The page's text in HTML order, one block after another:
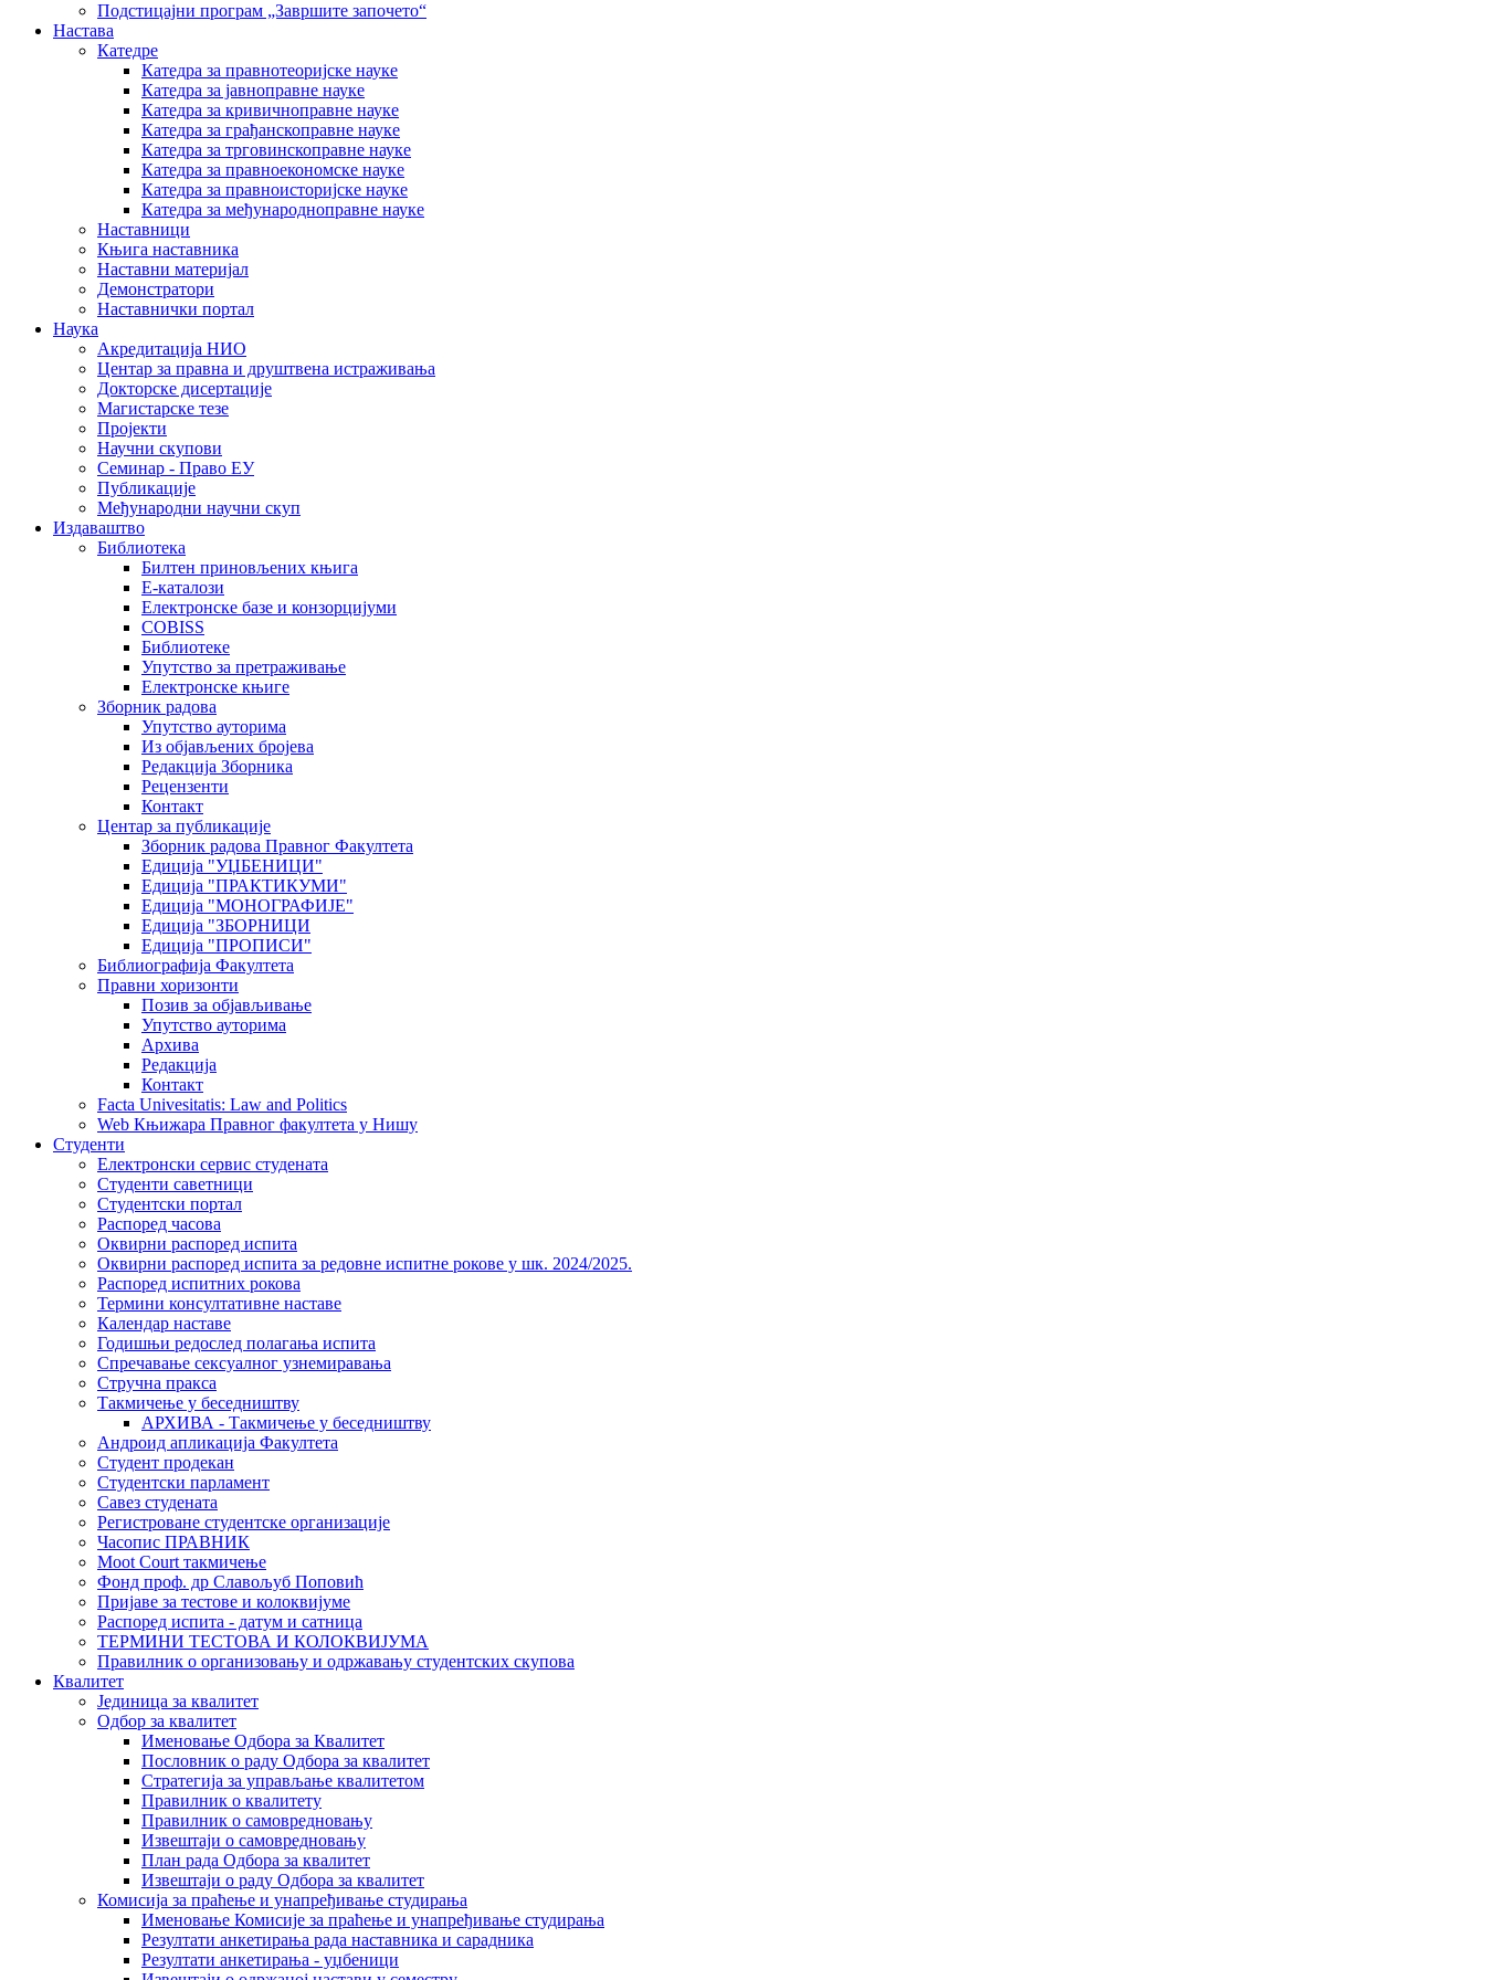
Подстицајни програм „Завршите започето“
Настава
Катедре
Катедра за правнотеоријске науке
Катедра за јавноправне науке
Катедра за кривичноправне науке
Катедра за грађанскоправне науке
Катедра за трговинскоправне науке
Катедра за правноекономске науке
Катедра за правноисторијске науке
Катедра за међународноправне науке
Наставници
Књига наставника
Наставни материјал
Демонстратори
Наставнички портал
Наука
Акредитација НИО
Центар за правна и друштвена истраживања
Докторске дисертације
Магистарске тезе
Пројекти
Научни скупови
Семинар - Право ЕУ
Публикације
Међународни научни скуп
Издаваштво
Библиотека
Билтен приновљених књига
Е-каталози
Електронске базе и конзорцијуми
COBISS
Библиотеке
Упутство за претраживање
Електронске књиге
Зборник радова
Упутство ауторима
Из објављених бројева
Редакција Зборника
Рецензенти
Контакт
Центар за публикације
Зборник радова Правног Факултета
Едиција "УЏБЕНИЦИ"
Едиција "ПРАКТИКУМИ"
Едиција "МОНОГРАФИЈЕ"
Едиција "ЗБОРНИЦИ
Едиција "ПРОПИСИ"
Библиографија Факултета
Правни хоризонти
Позив за објављивање
Упутство ауторима
Архива
Редакција
Контакт
Facta Univesitatis: Law and Politics
Web Књижара Правног факултета у Нишу
Студенти
Електронски сервис студената
Студенти саветници
Студентски портал
Распоред часова
Оквирни распоред испита
Оквирни распоред испита за редовне испитне рокове у шк. 2024/2025.
Распоред испитних рокова
Термини консултативне наставе
Календар наставе
Годишњи редослед полагања испита
Спречавање сексуалног узнемиравања
Стручна пракса
Такмичење у беседништву
АРХИВА - Такмичење у беседништву
Андроид апликација Факултета
Студент продекан
Студентски парламент
Савез студената
Регистроване студентске организације
Часопис ПРАВНИК
Moot Court такмичење
Фонд проф. др Славољуб Поповић
Пријаве за тестове и колоквијуме
Распоред испита - датум и сатница
ТЕРМИНИ ТЕСТОВА И КОЛОКВИЈУМА
Правилник о организовању и одржавању студентских скупова
Квалитет
Јединица за квалитет
Одбор за квалитет
Именовање Одбора за Квалитет
Пословник о раду Одбора за квалитет
Стратегија за управљање квалитетом
Правилник о квалитету
Правилник о самовредновању
Извештаји о самовредновању
План рада Одбора за квалитет
Извештаји о раду Одбора за квалитет
Комисија за праћење и унапређивање студирања
Именовање Комисије за праћење и унапређивање студирања
Резултати анкетирања рада наставника и сарадника
Резултати анкетирања - уџбеници